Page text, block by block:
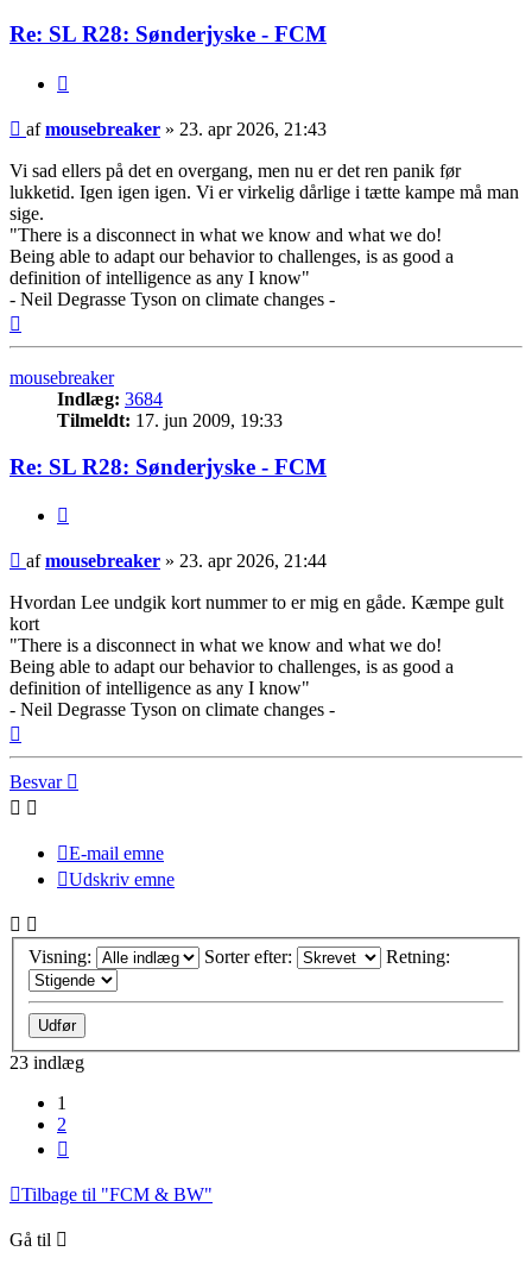
Re: SL R28: Sønderjyske - FCM
Indlæg
afmousebreaker » 23. apr 2026, 21:43
Vi sad ellers på det en overgang, men nu er det ren panik før
lukketid. Igen igen igen. Vi er virkelig dårlige i tætte kampe må man
sige.
"There is a disconnect in what we know and what we do!
Being able to adapt our behavior to challenges, is as good a
definition of intelligence as any I know"
- Neil Degrasse Tyson on climate changes -
mousebreaker
Indlæg: 3684
Tilmeldt: 17. jun 2009, 19:33
Re: SL R28: Sønderjyske - FCM
Indlæg
afmousebreaker » 23. apr 2026, 21:44
Hvordan Lee undgik kort nummer to er mig en gåde. Kæmpe gult
kort
"There is a disconnect in what we know and what we do!
Being able to adapt our behavior to challenges, is as good a
definition of intelligence as any I know"
- Neil Degrasse Tyson on climate changes -
Besvar
E-mail emne
Udskriv emne
Visning: Sorter efter: Retning:
23 indlæg
1
2
Tilbage til "FCM & BW"
Gå til